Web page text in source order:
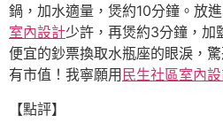
鍋，加水適量，煲約10分鐘。放
室內設計少許，再煲約3分鐘，加
便宜的鈔票換取水瓶座的眼淚，
有市值！我寧願用 民生社區室內
【點評】